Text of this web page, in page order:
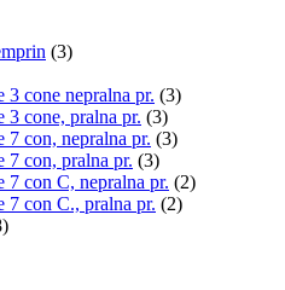
(3)
3 cone nepralna pr. (3)
3 cone, pralna pr. (3)
7 con, nepralna pr. (3)
7 con, pralna pr. (3)
7 con C, nepralna pr. (2)
7 con C., pralna pr. (2)